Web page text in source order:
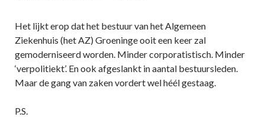
Het lijkt erop dat het bestuur van het Algemeen
Ziekenhuis (het AZ) Groeninge ooit een keer zal
gemoderniseerd worden. Minder corporatistisch. Minder
‘verpolitiekt’. En ook afgeslankt in aantal bestuursleden.
Maar de gang van zaken vordert wel héél gestaag.
P.S.